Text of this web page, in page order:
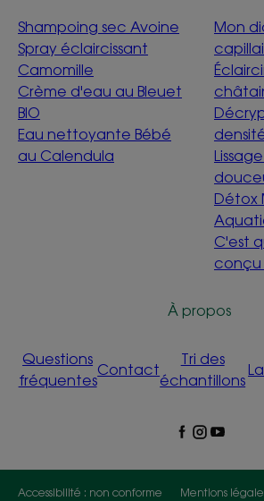
Shampoing sec Avoine
Spray éclaircissant
Camomille
Crème d'eau au Bleuet
BIO
Eau nettoyante Bébé
au Calendula
Mon
Détox
C'est
conçu
À propos
Questions
fréquentes
Contact
Tri des
échantillons
Accessibilité : non conforme
Mentions